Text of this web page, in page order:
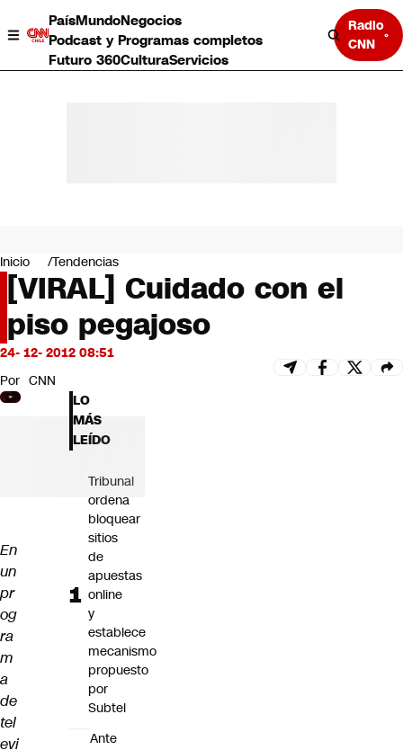
PaísMundoNegocios
Podcast y Programas completos
Futuro 360CulturaServicios
Radio
CNN
Negocios
Deportes
Programas completos
Cultura
Servicios
Bits
CNN Data
CNN tiempo
Futuro 360
Inicio Tendencias
[VIRAL] Cuidado con el
piso pegajoso
24- 12- 2012 08:51
Por CNN
En
un
pr
og
ra
m
a
de
tel
evi
LO
MÁS
LEÍDO
Tribunal
ordena
bloquear
sitios
de
apuestas
online
y
establece
mecanismo
propuesto
por
Subtel
Ante